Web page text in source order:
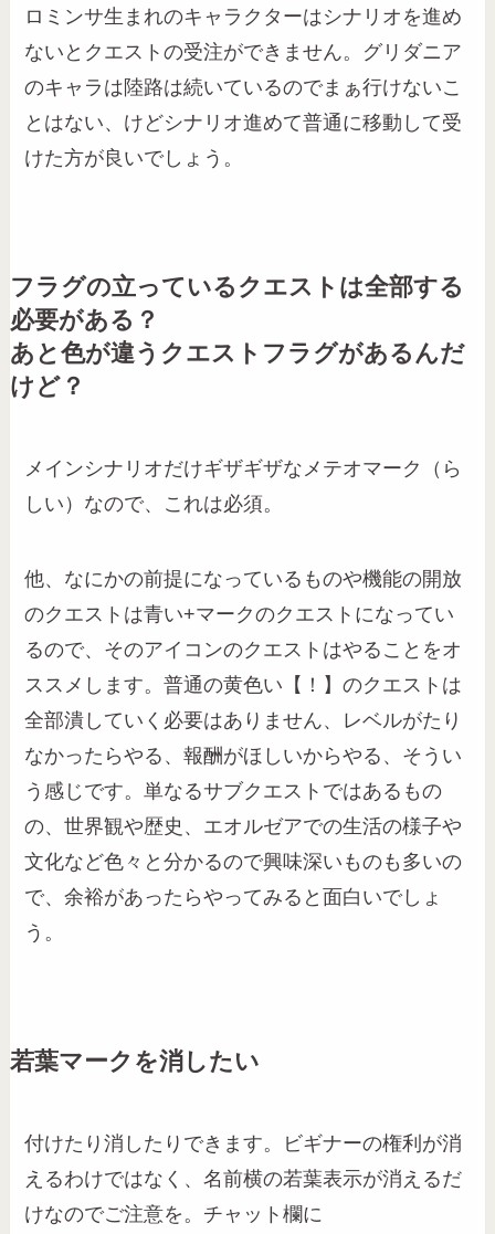
ロミンサ生まれのキャラクターはシナリオを進め
ないとクエストの受注ができません。グリダニア
のキャラは陸路は続いているのでまぁ行けないこ
とはない、けどシナリオ進めて普通に移動して受
けた方が良いでしょう。
フラグの立っているクエストは全部する
必要がある？
あと色が違うクエストフラグがあるんだ
けど？
メインシナリオだけギザギザなメテオマーク（ら
しい）なので、これは必須。
他、なにかの前提になっているものや機能の開放
のクエストは青い+マークのクエストになってい
るので、そのアイコンのクエストはやることをオ
ススメします。普通の黄色い【！】のクエストは
全部潰していく必要はありません、レベルがたり
なかったらやる、報酬がほしいからやる、そうい
う感じです。単なるサブクエストではあるもの
の、世界観や歴史、エオルゼアでの生活の様子や
文化など色々と分かるので興味深いものも多いの
で、余裕があったらやってみると面白いでしょ
う。
若葉マークを消したい
付けたり消したりできます。ビギナーの権利が消
えるわけではなく、名前横の若葉表示が消えるだ
けなのでご注意を。チャット欄に